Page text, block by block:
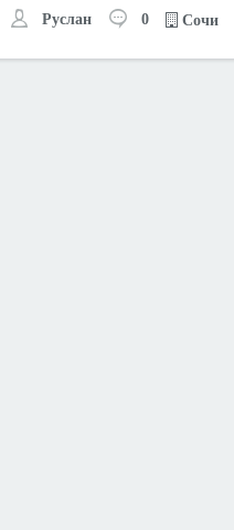
Руслан Сочи
0